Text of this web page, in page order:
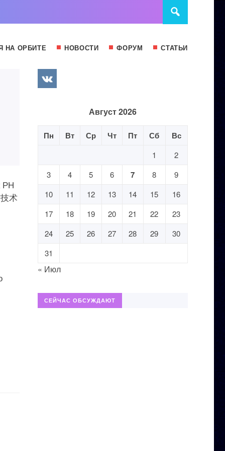
НА ОРБИТЕ НОВОСТИ ФОРУМ СТАТЬИ
РН
术
Август 2026
Пн Вт Ср Чт Пт Сб Вс
1
2
3
4 5 6 7 8
9
10
11 12 13 14 15
16
17
18 19 20 21 22
23
24
25 26 27 28 29
30
31
« Июл
СЕЙЧАС ОБСУЖДАЮТ